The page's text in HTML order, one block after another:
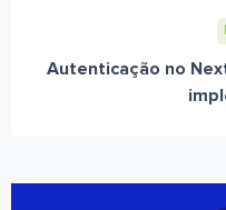
Autenticação no